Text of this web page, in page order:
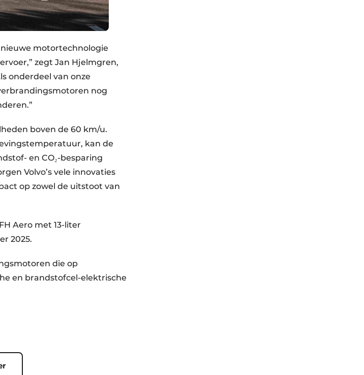
nieuwe motortechnologie
zegt Jan Hjelmgren,
onderdeel van onze
nog
boven de 60 km/u.
kan de
en CO₂-besparing
Volvo’s vele innovaties
op zowel de uitstoot van
Aero met 13-liter
2025.
die op
en brandstofcel-elektrische